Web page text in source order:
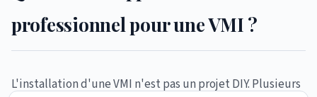
professionnel pour une VMI ?
L'installation d'une VMI n'est pas un projet DIY. Plusieurs
Accueil
Pré-diagnostic Gratuit